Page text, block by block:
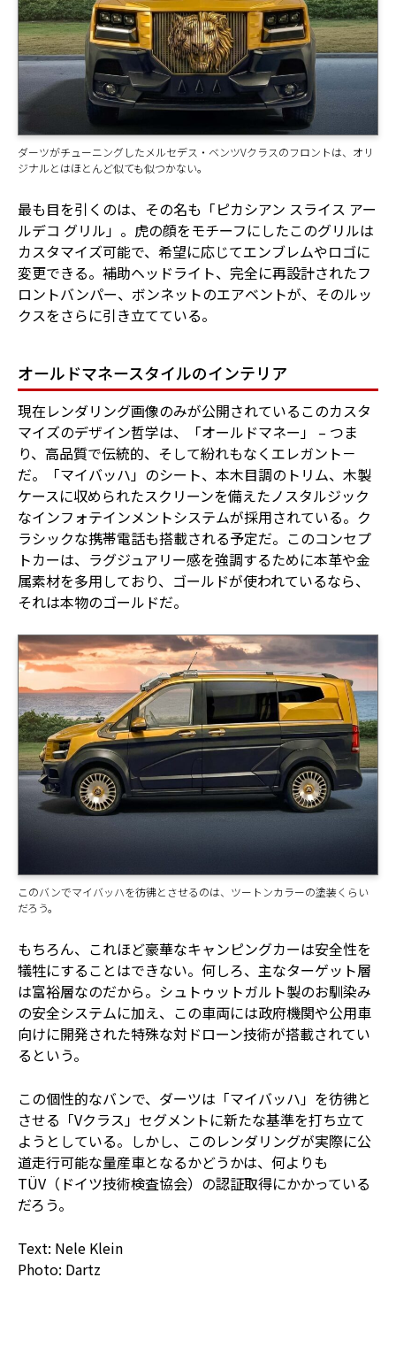
ダーツがチューニングしたメルセデス・ベンツVクラスのフロントは、オリ
ジナルとはほとんど似ても似つかない。
最も目を引くのは、その名も「ピカシアン スライス アー
ルデコ グリル」。虎の顔をモチーフにしたこのグリルは
カスタマイズ可能で、希望に応じてエンブレムやロゴに
変更できる。補助ヘッドライト、完全に再設計されたフ
ロントバンパー、ボンネットのエアベントが、そのルッ
クスをさらに引き立てている。
オールドマネースタイルのインテリア
現在レンダリング画像のみが公開されているこのカスタ
マイズのデザイン哲学は、「オールドマネー」 – つま
り、高品質で伝統的、そして紛れもなくエレガント－
だ。「マイバッハ」のシート、本木目調のトリム、木製
ケースに収められたスクリーンを備えたノスタルジック
なインフォテインメントシステムが採用されている。ク
ラシックな携帯電話も搭載される予定だ。このコンセプ
トカーは、ラグジュアリー感を強調するために本革や金
属素材を多用しており、ゴールドが使われているなら、
それは本物のゴールドだ。
このバンでマイバッハを彷彿とさせるのは、ツートンカラーの塗装くらい
だろう。
もちろん、これほど豪華なキャンピングカーは安全性を
犠牲にすることはできない。何しろ、主なターゲット層
は富裕層なのだから。シュトゥットガルト製のお馴染み
の安全システムに加え、この車両には政府機関や公用車
向けに開発された特殊な対ドローン技術が搭載されてい
るという。
この個性的なバンで、ダーツは「マイバッハ」を彷彿と
させる「Vクラス」セグメントに新たな基準を打ち立て
ようとしている。しかし、このレンダリングが実際に公
道走行可能な量産車となるかどうかは、何よりも
TÜV（ドイツ技術検査協会）の認証取得にかかっている
だろう。
Text: Nele Klein
Photo: Dartz